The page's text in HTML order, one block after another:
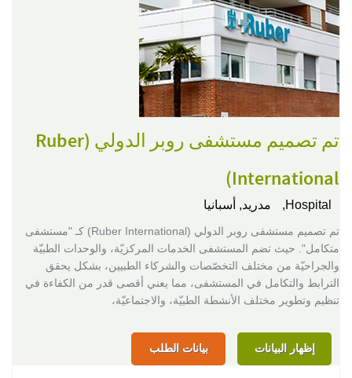
تم تصميم مستشفى روبر الدولي (Ruber
International)
Hospital, مدريد, أسبانيا
تم تصميم مستشفى روبر الدولي (Ruber International) كـ "مستشفى
متكامل". حيث تضم المستشفى الخدمات المركزيّة، والوحدات الطبيّة
والجراحيّة من مختلف التخصّصات والشركاء الطبيين، بشكل يحقق
الترابط والتكامل في المستشفى، مما يعني أقصى قدر من الكفاءة في
تنظيم وتطوير مختلف الأنشطة الطبيّة، والاجتماعيّة،
إظهار البيانات بيانات الطلب